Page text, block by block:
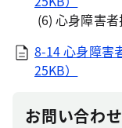
(6) 心身障害
8-14 心身障害
25KB）
お問い合わせ